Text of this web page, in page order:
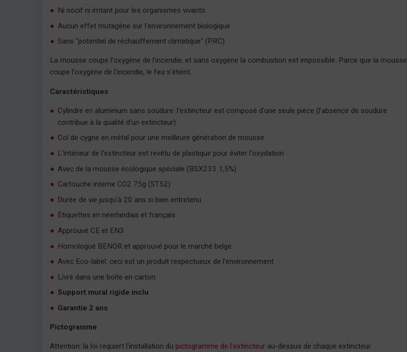
Ni nocif ni irritant pour les organismes vivants
Aucun effet mutagène sur l'environnement biologique
Sans "potentiel de réchauffement climatique" (PRC)
La mousse coupe l'oxygène de l'incendie, et sans oxygène la combustion est impossible. Parce que la mousse
coupe l'oxygène de l'incendie, le feu s'éteint.
Caractéristiques
Cylindre en aluminium sans soudure: l'extincteur est composé d'une seule pièce (l'absence de soudure
contribue à la qualité d'un extincteur)
Col de cygne en métal pour une meilleure génération de mousse
L'intérieur de l'extincteur est revêtu de plastique pour éviter l'oxydation
Avec de la mousse écologique spéciale (BSX233 1,5%)
Cartouche interne CO2 75g (ST52)
Durée de vie jusqu'à 20 ans si bien entretenu
Étiquettes en néerlandais et français
Approuvé CE et EN3
Homologué BENOR et approuvé pour le marché belge
Avec Eco-label: ceci est un produit respectueux de l'environnement
Livré dans une boîte en carton
Support mural rigide inclu
Garantie 2 ans
Pictogramme
Attention: la loi requiert l'installation du pictogramme de l'extincteur au-dessus de chaque extincteur.